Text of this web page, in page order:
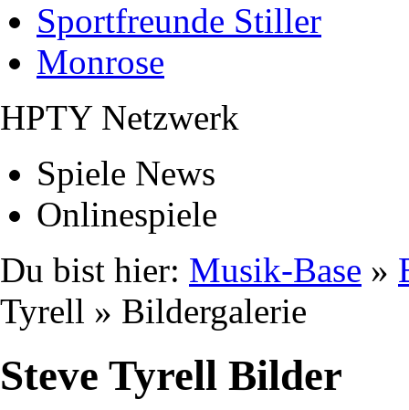
Sportfreunde Stiller
Monrose
HPTY Netzwerk
Spiele News
Onlinespiele
Du bist hier: Musik-Base »
Tyrell » Bildergalerie
Steve Tyrell Bilder